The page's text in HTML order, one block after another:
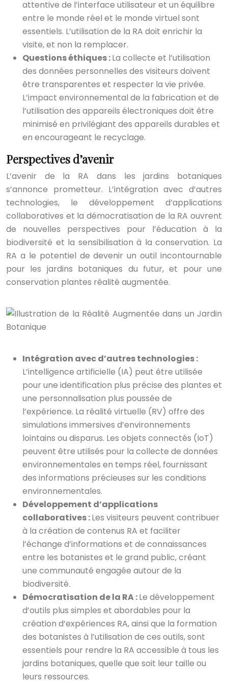
attentive de l’interface utilisateur et un équilibre
entre le monde réel et le monde virtuel sont
essentiels. L’utilisation de la RA doit enrichir la
visite, et non la remplacer.
Questions éthiques :La collecte et l’utilisation
des données personnelles des visiteurs doivent
être transparentes et respecter la vie privée.
L’impact environnemental de la fabrication et de
l’utilisation des appareils électroniques doit être
minimisé en privilégiant des appareils durables et
en encourageant le recyclage.
Perspectives d’avenir
L’avenir de la RA dans les jardins botaniques
s’annonce prometteur. L’intégration avec d’autres
technologies, le développement d’applications
collaboratives et la démocratisation de la RA ouvrent
de nouvelles perspectives pour l’éducation à la
biodiversité et la sensibilisation à la conservation. La
RA a le potentiel de devenir un outil incontournable
pour les jardins botaniques du futur, et pour une
conservation plantes réalité augmentée.
Intégration avec d’autres technologies :
L’intelligence artificielle (IA) peut être utilisée
pour une identification plus précise des plantes et
une personnalisation plus poussée de
l’expérience. La réalité virtuelle (RV) offre des
simulations immersives d’environnements
lointains ou disparus. Les objets connectés (IoT)
peuvent être utilisés pour la collecte de données
environnementales en temps réel, fournissant
des informations précieuses sur les conditions
environnementales.
Développement d’applications
collaboratives :Les visiteurs peuvent contribuer
à la création de contenus RA et faciliter
l’échange d’informations et de connaissances
entre les botanistes et le grand public, créant
une communauté engagée autour de la
biodiversité.
Démocratisation de la RA :Le développement
d’outils plus simples et abordables pour la
création d’expériences RA, ainsi que la formation
des botanistes à l’utilisation de ces outils, sont
essentiels pour rendre la RA accessible à tous les
jardins botaniques, quelle que soit leur taille ou
leurs ressources.